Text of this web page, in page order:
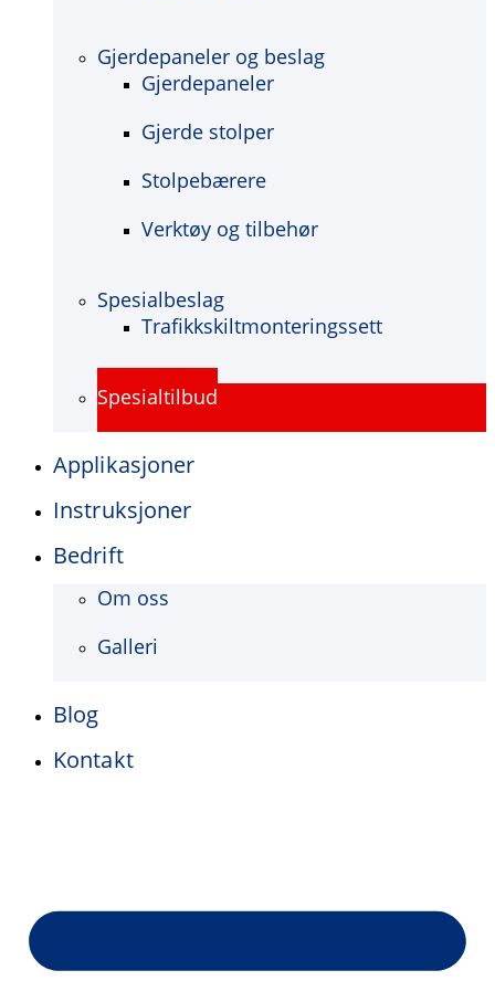
Gjerdepaneler og beslag
Gjerdepaneler
Gjerde stolper
Stolpebærere
Verktøy og tilbehør
Spesialbeslag
Trafikkskiltmonteringssett
Spesialtilbud
Applikasjoner
Instruksjoner
Bedrift
Om oss
Galleri
Blog
Kontakt